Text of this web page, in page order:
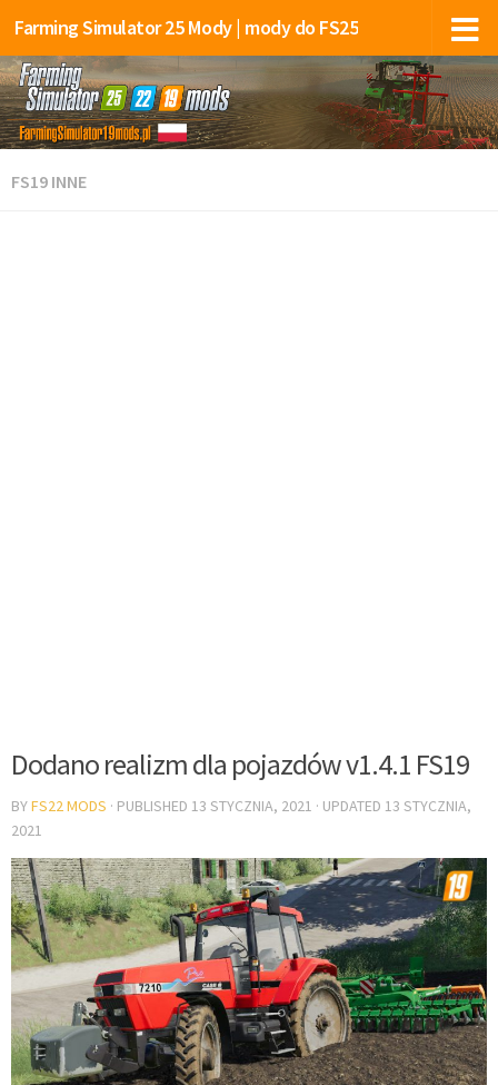
Farming Simulator 25 Mody | mody do FS25
FS19 INNE
Dodano realizm dla pojazdów v1.4.1 FS19
BYFS22 MODS · PUBLISHED 13 STYCZNIA, 2021 · UPDATED 13 STYCZNIA,
2021